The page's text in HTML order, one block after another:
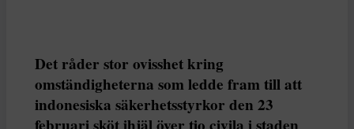
Det råder stor ovisshet kring
omständigheterna som ledde fram till att
indonesiska säkerhetsstyrkor den 23